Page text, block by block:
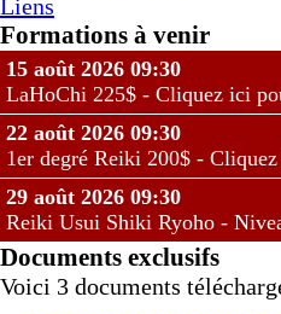
Liens
Formations à venir
15 août 2026 09:30
LaHoChi 225$ - Cliquez ici
22 août 2026 09:30
1er degré Reiki 200$ -
29 août 2026 09:30
Reiki Usui Shiki Ryoho -
Documents exclusifs
Voici 3 documents